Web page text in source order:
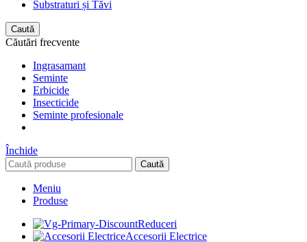
Substraturi și Tăvi
Caută
Căutări frecvente
Ingrasamant
Seminte
Erbicide
Insecticide
Seminte profesionale
Închide
Caută
Meniu
Produse
Reduceri
Accesorii Electrice